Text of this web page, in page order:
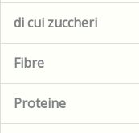
di cui zuccheri
Fibre
Proteine